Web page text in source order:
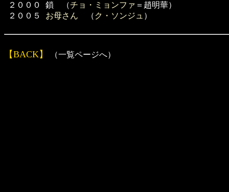
２０００
２００５
鎖 （チョ・ミョンファ ＝趙明華）
お母さん （ ク・ソンジュ ）
【BACK】 （一覧ページへ）